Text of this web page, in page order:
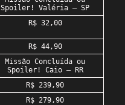
Spoiler! Valéria – SP
R$ 32,00
R$ 44,90
Missão Concluída ou
Spoiler! Caio – RR
R$ 239,90
R$ 279,90